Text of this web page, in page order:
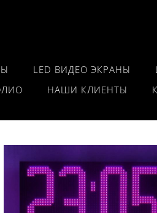
LED ВИДЕО ЭКРАНЫ
НАШИ КЛИЕНТЫ